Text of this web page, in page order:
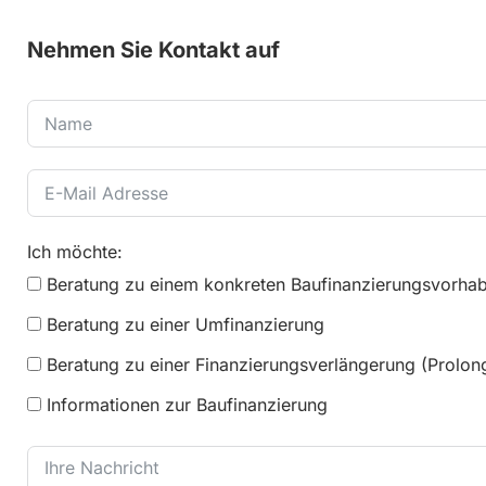
Nehmen Sie Kontakt auf
Ich möchte:
Beratung zu einem konkreten
Beratung zu einer Umfinanzierung
Beratung zu einer Finanzierungsverlängerung
Informationen zur Baufinanzierung